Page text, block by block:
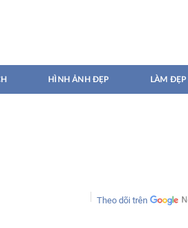
HÌNH ẢNH ĐẸP LÀM ĐẸP
Theo dõi trên